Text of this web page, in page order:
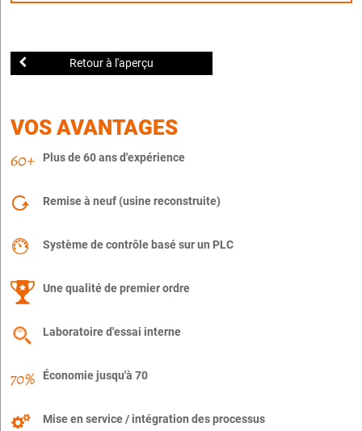
Retour à l'aperçu
VOS AVANTAGES
Plus de 60 ans d'expérience
Remise à neuf (usine reconstruite)
Système de contrôle basé sur un PLC
Une qualité de premier ordre
Laboratoire d'essai interne
Économie jusqu'à 70
Mise en service / intégration des processus